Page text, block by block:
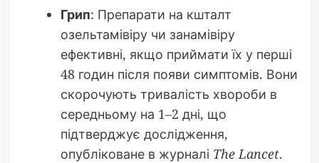
Грип: Препарати на кшталт
озельтамівіру чи занамівіру
ефективні, якщо приймати їх у перші
48 годин після появи симптомів. Вони
скорочують тривалість хвороби в
середньому на 1–2 дні, що
підтверджує дослідження,
опубліковане в журналі The Lancet.